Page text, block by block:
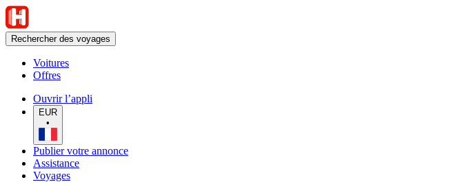
Rechercher des voyages
Voitures
Offres
Ouvrir l’appli
EUR
•
Publier votre annonce
Assistance
Voyages